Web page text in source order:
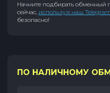
Начните подбирать
сейчас, используя наш
безопасно!
ПО НАЛИЧНОМУ